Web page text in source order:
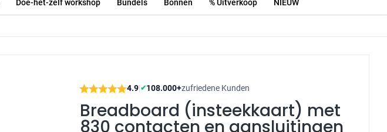
Doe-het-zelf workshop Bundels Bonnen % Uitverkoop NIEUW
4.9|✔108.000+zufriedene Kunden
Breadboard (insteekkaart) met
830 contacten en aansluitingen